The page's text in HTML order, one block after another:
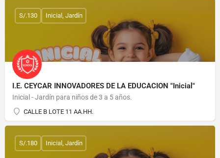
I.E. CEYCAR INNOVADORES DE LA EDUCACION "Inicial"
Inicial - Jardín para niños de 3 a 5 años.
CALLE B LOTE 11 AA.HH.
S/.130 Inicial, Jardín
S/.180 Inicial, Jardín